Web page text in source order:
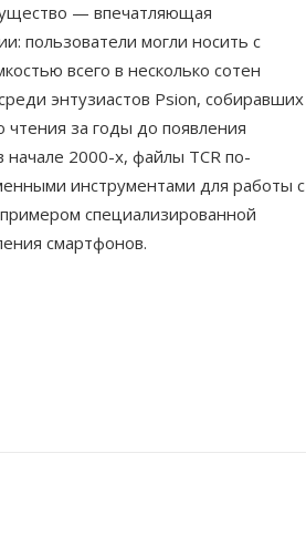
— впечатляющая
пользователи могли носить с
всего в несколько сотен
энтузиастов Psion, собиравших
чтения за годы до появления
2000-х, файлы TCR по-
инструментами для работы с
специализированной
смартфонов.